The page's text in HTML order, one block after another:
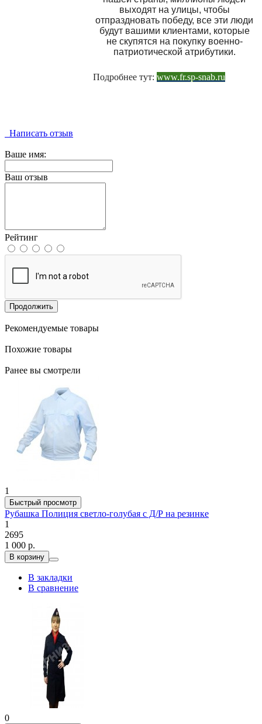
выходят на улицы, чтобы
отпраздновать победу, все эти люди
будут вашими клиентами, которые
не скупятся на покупку военно-
патриотической атрибутики.
Подробнее тут: www.fr.sp-snab.ru
Написать отзыв
Ваше имя:
Ваш отзыв
Рейтинг
Продолжить
Рекомендуемые товары
Похожие товары
Ранее вы смотрели
1
Быстрый просмотр
Рубашка Полиция светло-голубая с Д/Р на резинке
1
2695
1 000 р.
В корзину
В закладки
В сравнение
0